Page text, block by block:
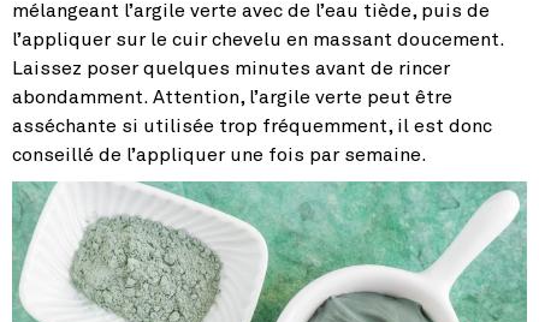
mélangeant l’argile verte avec de l’eau tiède, puis de
l’appliquer sur le cuir chevelu en massant doucement.
Laissez poser quelques minutes avant de rincer
abondamment. Attention, l’argile verte peut être
asséchante si utilisée trop fréquemment, il est donc
conseillé de l’appliquer une fois par semaine.